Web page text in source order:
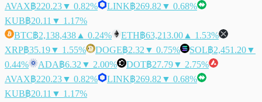
AVAX฿220.23▼ 0.82% LINK฿269.82 ▼ 0.68%
KUB฿20.11 ▼ 1.17%
BTC฿2,138,438 ▲ 0.24% ETH฿63,213.00 ▲ 1.53%
XRP฿35.19▼ 1.55% DOGE฿2.32 ▼ 0.75% SOL฿2,451.20▼
0.44%
ADA฿6.32 ▼ 2.00% DOT฿27.79▼ 2.75%
AVAX฿220.23▼ 0.82% LINK฿269.82 ▼ 0.68%
KUB฿20.11 ▼ 1.17%